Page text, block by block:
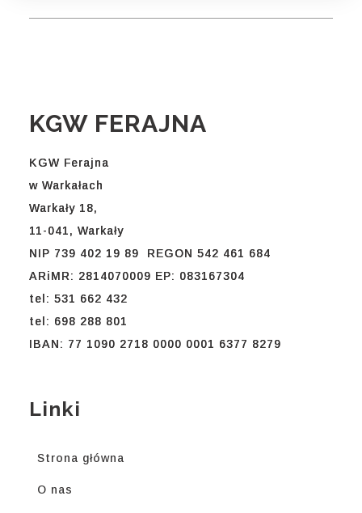
KGW FERAJNA
KGW Ferajna
w Warkałach
Warkały 18,
11-041, Warkały
NIP 739 402 19 89 REGON 542 461 684
ARiMR: 2814070009 EP: 083167304
tel: 531 662 432
tel: 698 288 801
IBAN: 77 1090 2718 0000 0001 6377 8279
Linki
Strona główna
O nas